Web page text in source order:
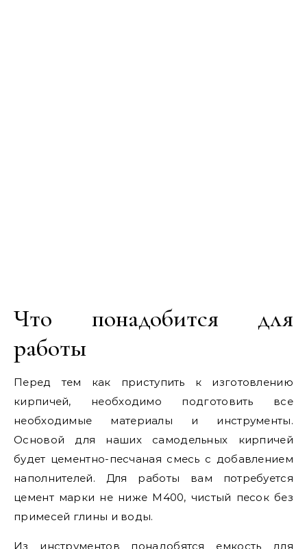
Что понадобится для
работы
Перед тем как приступить к изготовлению
кирпичей, необходимо подготовить все
необходимые материалы и инструменты.
Основой для наших самодельных кирпичей
будет цементно-песчаная смесь с добавлением
наполнителей. Для работы вам потребуется
цемент марки не ниже М400, чистый песок без
примесей глины и воды.
Из инструментов понадобятся емкость для